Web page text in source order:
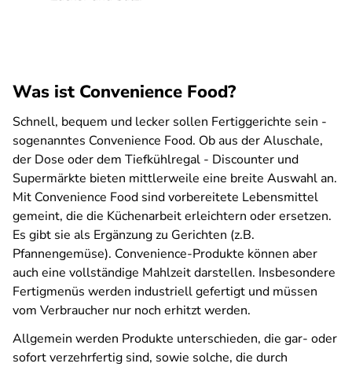
Was ist Convenience Food?
Schnell, bequem und lecker sollen Fertiggerichte sein -
sogenanntes Convenience Food. Ob aus der Aluschale,
der Dose oder dem Tiefkühlregal - Discounter und
Supermärkte bieten mittlerweile eine breite Auswahl an.
Mit Convenience Food sind vorbereitete Lebensmittel
gemeint, die die Küchenarbeit erleichtern oder ersetzen.
Es gibt sie als Ergänzung zu Gerichten (z.B.
Pfannengemüse). Convenience-Produkte können aber
auch eine vollständige Mahlzeit darstellen. Insbesondere
Fertigmenüs werden industriell gefertigt und müssen
vom Verbraucher nur noch erhitzt werden.
Allgemein werden Produkte unterschieden, die gar- oder
sofort verzehrfertig sind, sowie solche, die durch